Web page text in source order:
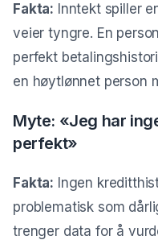
Fakta: Inntekt spiller
veier tyngre. En
perfekt
en høytlønnet person
Myte: «Jeg har
perfekt»
Fakta: Ingen
problematisk som
trenger data for å